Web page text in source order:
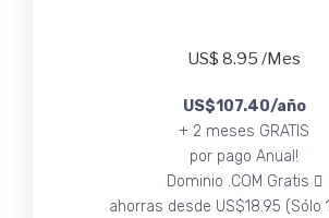
US$ 8.95 /Mes
US$107.40/año
+ 2 meses GRATIS
por pago Anual!
Dominio .COM Gratis
ahorras desde US$18.95 (Sólo